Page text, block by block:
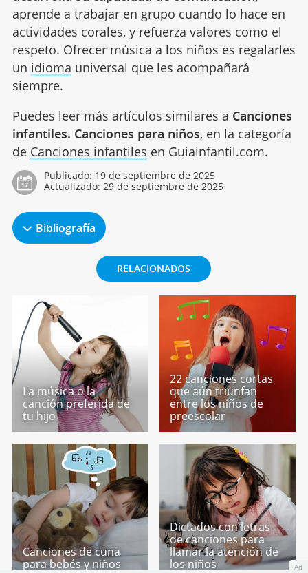
aprende a trabajar en grupo cuando lo hace en
actividades corales, y refuerza valores como el
respeto. Ofrecer música a los niños es regalarles
un idioma universal que les acompañará
siempre.
Puedes leer más artículos similares a Canciones
infantiles. Canciones para niños, en la categoría
de Canciones infantiles en Guiainfantil.com.
Publicado: 19 de septiembre de 2025
Actualizado: 29 de septiembre de 2025
Bibliografía
RELACIONADOS
La música o la
canción preferida de
tu hijo
22 canciones cortas
que aún triunfan
entre los niños de
preescolar
Canciones de cuna
para bebés y niños
Dictados con letras
de canciones para
llamar la atención de
los niños
Ad